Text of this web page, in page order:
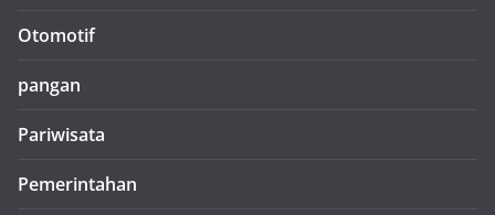
Otomotif
pangan
Pariwisata
Pemerintahan